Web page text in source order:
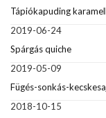
Tápiókapuding
2019-06-24
Spárgás quiche
2019-05-09
Fügés-sonkás-
2018-10-15